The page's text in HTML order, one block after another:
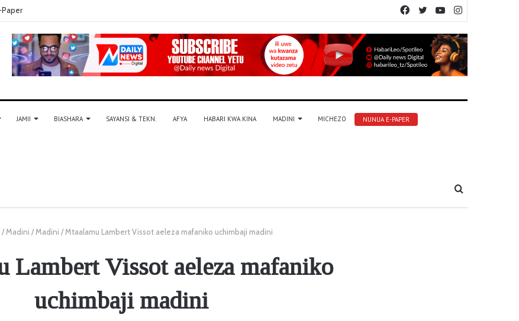
Paper YouTube
Twitter
Facebook
JAMII BIASHARA SAYANSI & TEKN. AFYA HABARI KWA KINA MADINI MICHEZO NUNUA E-PAPER
Tafuta
/ Madini / Madini / Mtaalamu Lambert Vissot aeleza mafaniko uchimbaji madini
Lambert Vissot aeleza mafaniko
uchimbaji madini